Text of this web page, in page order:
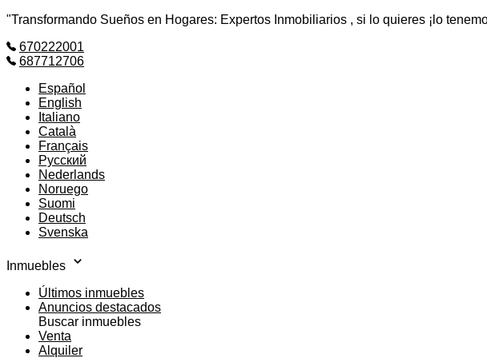
"Transformando Sueños en Hogares: Expertos Inmobiliarios , si lo quieres ¡lo
670222001
687712706
Español
English
Italiano
Català
Français
Русский
Nederlands
Noruego
Suomi
Deutsch
Svenska
Inmuebles
Últimos inmuebles
Anuncios destacados
Buscar inmuebles
Venta
Alquiler